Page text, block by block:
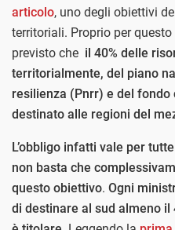
articolo, uno degli obiettivi
territoriali. Proprio per questo
previsto che il 40% delle
territorialmente, del piano
resilienza (Pnrr) e del
destinato alle regioni del
L’obbligo infatti vale per
non basta che
questo obiettivo. Ogni
di destinare al sud almeno